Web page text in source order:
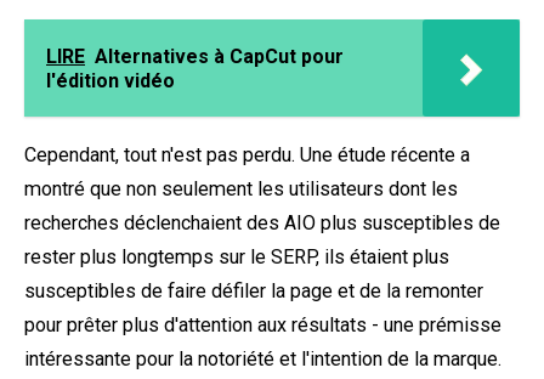
LIRE Alternatives à CapCut pour
l'édition vidéo
Cependant, tout n'est pas perdu. Une étude récente a
montré que non seulement les utilisateurs dont les
recherches déclenchaient des AIO plus susceptibles de
rester plus longtemps sur le SERP, ils étaient plus
susceptibles de faire défiler la page et de la remonter
pour prêter plus d'attention aux résultats - une prémisse
intéressante pour la notoriété et l'intention de la marque.